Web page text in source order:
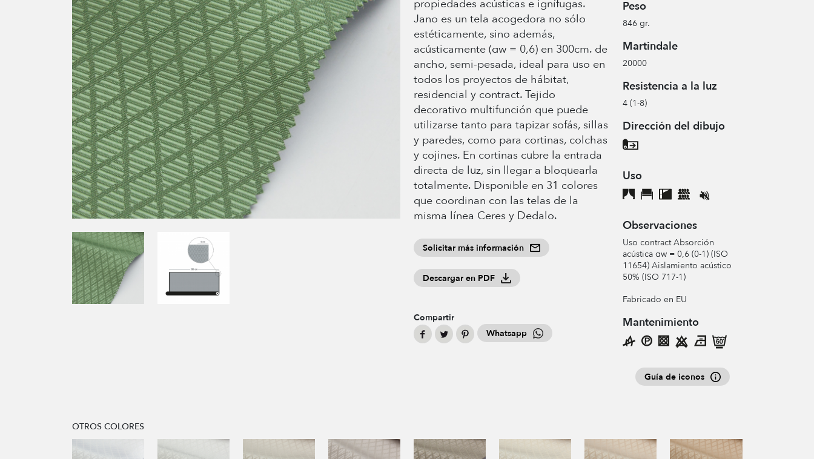
propiedades acústicas e ignífugas.
Jano es un tela acogedora no sólo
estéticamente, sino además,
acústicamente (αw = 0,6) en 300cm. de
ancho, semi-pesada, ideal para uso en
todos los proyectos de hábitat,
residencial y contract. Tejido
decorativo multifunción que puede
utilizarse tanto para tapizar sofás, sillas
y paredes, como para cortinas, colchas
y cojines. En cortinas cubre la entrada
directa de luz, sin llegar a bloquearla
totalmente. Disponible en 31 colores
que coordinan con las telas de la
misma línea Ceres y Dedalo.
Solicitar más información
Descargar en PDF
Compartir
Whatsapp
Peso
846 gr.
Martindale
20000
Resistencia a la luz
4 (1-8)
Dirección del dibujo
Uso
Observaciones
Uso contract Absorción
acústica αw = 0,6 (0-1) (ISO
11654) Aislamiento acústico
50% (ISO 717-1)
Fabricado en EU
Mantenimiento
Guía de iconos
OTROS COLORES